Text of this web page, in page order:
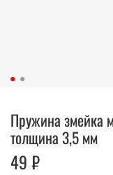
Пружина змейка
толщина 3,5 мм
49 ₽